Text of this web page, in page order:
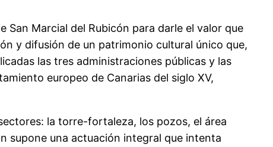
Marcial del Rubicón para darle el valor que
y difusión de un patrimonio cultural único que,
las tres administraciones públicas y las
europeo de Canarias del siglo XV,
la torre-fortaleza, los pozos, el área
supone una actuación integral que intenta